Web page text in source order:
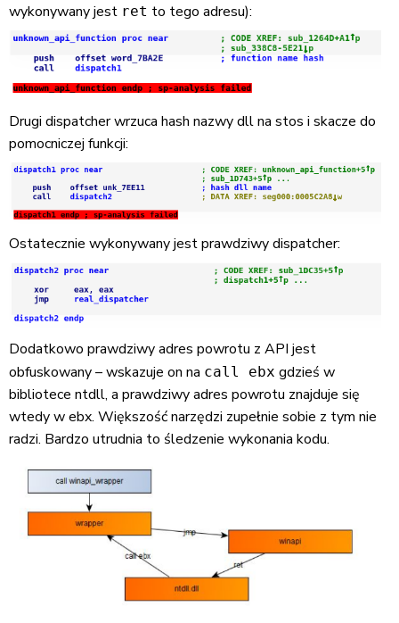
wykonywany jest ret to tego adresu):
Drugi dispatcher wrzuca hash nazwy dll na stos i skacze do
pomocniczej funkcji:
Ostatecznie wykonywany jest prawdziwy dispatcher:
Dodatkowo prawdziwy adres powrotu z API jest
obfuskowany – wskazuje on na call ebx gdzieś w
bibliotece ntdll, a prawdziwy adres powrotu znajduje się
wtedy w ebx. Większość narzędzi zupełnie sobie z tym nie
radzi. Bardzo utrudnia to śledzenie wykonania kodu.